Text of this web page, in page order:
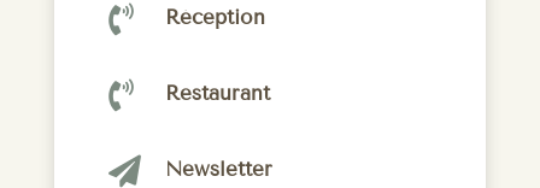
 Réception
 Restaurant
 Newsletter